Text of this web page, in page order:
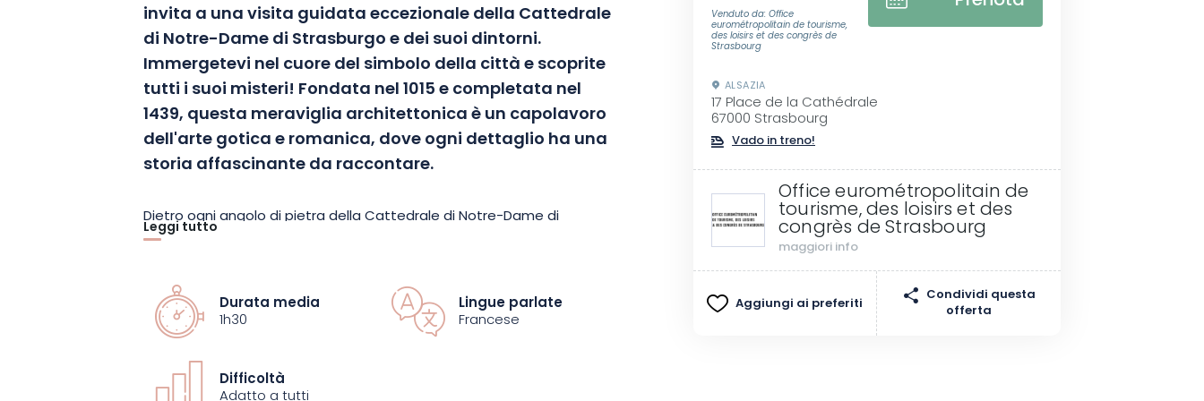
invita a una visita guidata eccezionale della Cattedrale
di Notre-Dame di Strasburgo e dei suoi dintorni.
Immergetevi nel cuore del simbolo della città e scoprite
tutti i suoi misteri! Fondata nel 1015 e completata nel
1439, questa meraviglia architettonica è un capolavoro
dell'arte gotica e romanica, dove ogni dettaglio ha una
storia affascinante da raccontare.
Dietro ogni angolo di pietra della Cattedrale di Notre-Dame di
Strasburgo si nasconde un segreto, una storia, una leggenda.
che racconta mille e una storia del Medioevo. Le innumerevoli sculture
creano un balletto di luci e ombre, esaltato dalle mutevoli sfumature
dell'arenaria rosa alla luce del sole.
Varcate le porte, le vetrate del XII-XIV secolo, veri e propri mosaici di
Leggi tutto
Durata media
1h30
Lingue parlate
Francese
Difficoltà
Adatto a tutti
Venduto da: Office
eurométropolitain de tourisme,
des loisirs et des congrès de
Strasbourg
ALSAZIA
17 Place de la Cathédrale
67000 Strasbourg
Vado in treno!
Office eurométropolitain de
tourisme, des loisirs et des
congrès de Strasbourg
maggiori info
Aggiungi ai preferiti
Condividi questa
offerta